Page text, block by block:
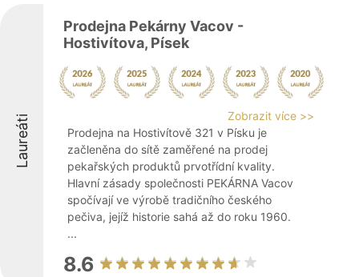
Laureáti
Prodejna Pekárny Vacov -
Hostivítova, Písek
Zobrazit více >>
Prodejna na Hostivítově 321 v Písku je
začleněna do sítě zaměřené na prodej
pekařských produktů prvotřídní kvality.
Hlavní zásady společnosti PEKÁRNA Vacov
spočívají ve výrobě tradičního českého
pečiva, jejíž historie sahá až do roku 1960.
...
8.6